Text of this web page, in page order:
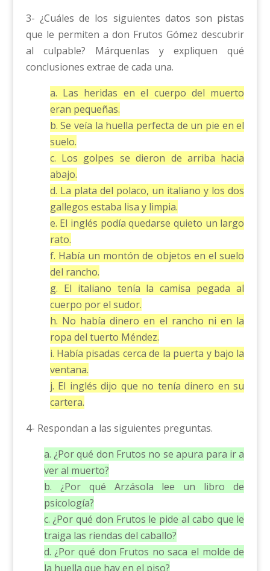
3- ¿Cuáles de los siguientes datos son pistas
que le permiten a don Frutos Gómez descubrir
al culpable? Márquenlas y expliquen qué
conclusiones extrae de cada una.
a. Las heridas en el cuerpo del muerto
eran pequeñas.
b. Se veía la huella perfecta de un pie en el
suelo.
c. Los golpes se dieron de arriba hacia
abajo.
d. La plata del polaco, un italiano y los dos
gallegos estaba lisa y limpia.
e. El inglés podía quedarse quieto un largo
rato.
f. Había un montón de objetos en el suelo
del rancho.
g. El italiano tenía la camisa pegada al
cuerpo por el sudor.
h. No había dinero en el rancho ni en la
ropa del tuerto Méndez.
i. Había pisadas cerca de la puerta y bajo la
ventana.
j. El inglés dijo que no tenía dinero en su
cartera.
4- Respondan a las siguientes preguntas.
a. ¿Por qué don Frutos no se apura para ir a
ver al muerto?
b. ¿Por qué Arzásola lee un libro de
psicología?
c. ¿Por qué don Frutos le pide al cabo que le
traiga las riendas del caballo?
d. ¿Por qué don Frutos no saca el molde de
la huella que hay en el piso?